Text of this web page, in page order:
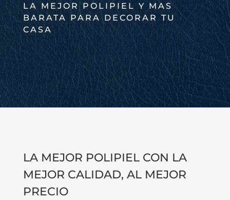
LA MEJOR POLIPIEL Y MAS
BARATA PARA DECORAR TU
CASA
LA MEJOR POLIPIEL CON LA
MEJOR CALIDAD, AL MEJOR
PRECIO